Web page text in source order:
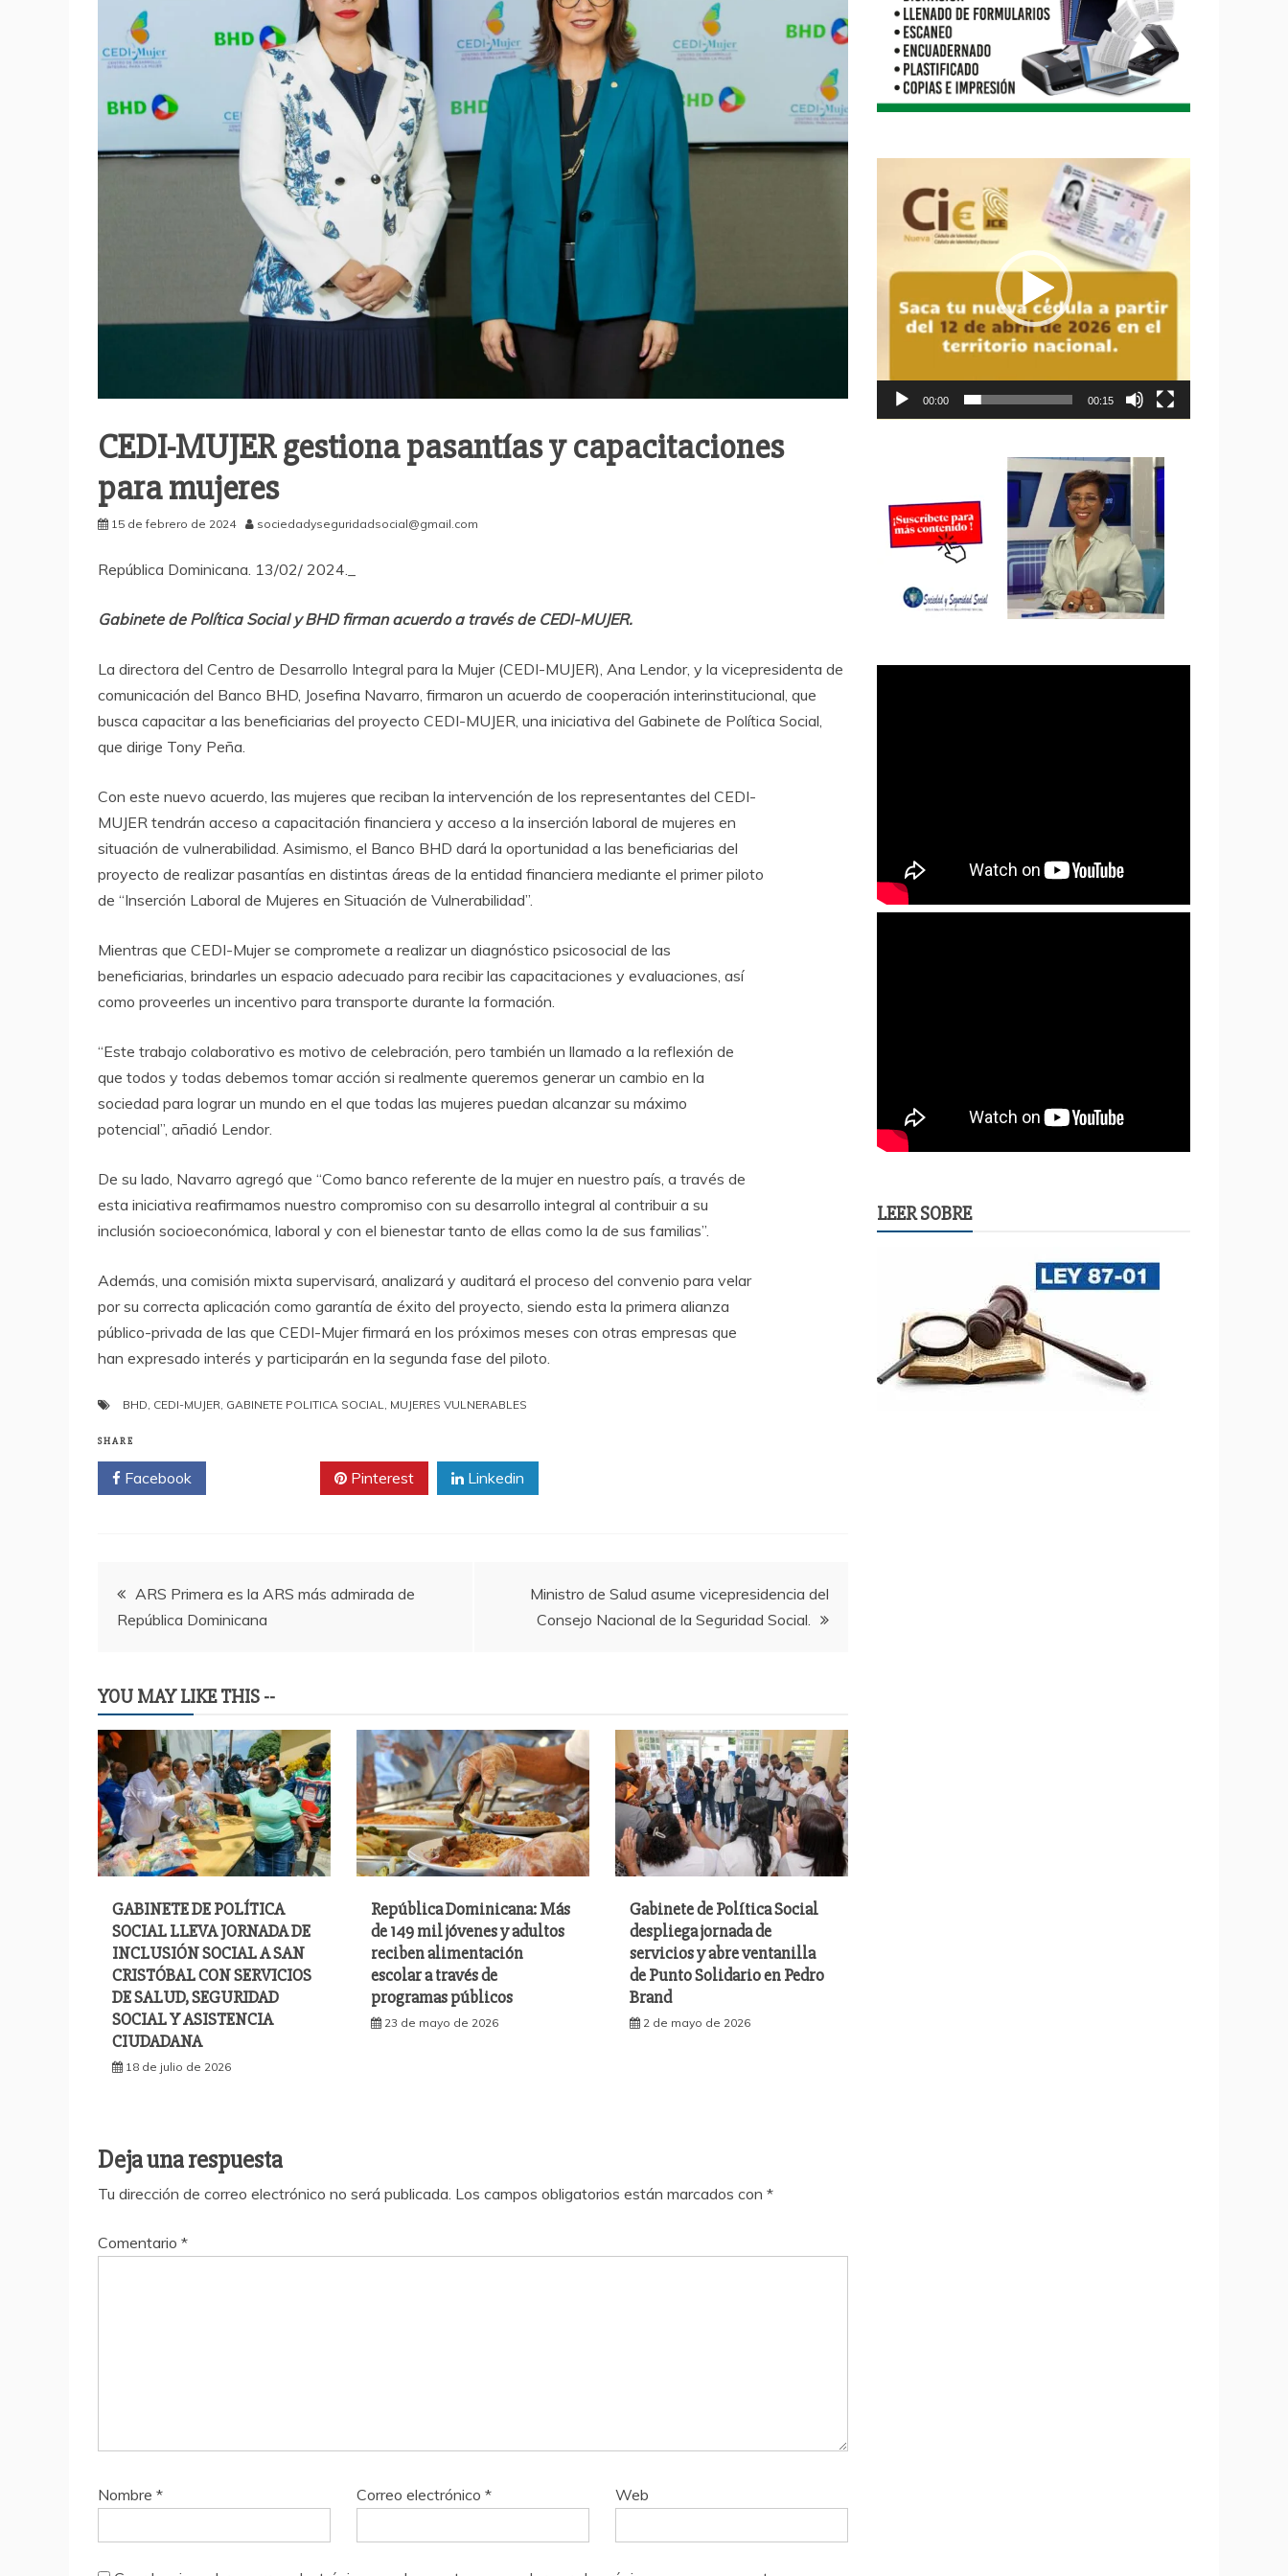
CEDI-MUJER gestiona pasantías y capacitaciones
para mujeres
15 de febrero de 2024 sociedadyseguridadsocial@gmail.com
República Dominicana. 13/02/ 2024._
Gabinete de Política Social y BHD firman acuerdo a través de CEDI-MUJER.
La directora del Centro de Desarrollo Integral para la Mujer (CEDI-MUJER), Ana Lendor, y la vicepresidenta de
comunicación del Banco BHD, Josefina Navarro, firmaron un acuerdo de cooperación interinstitucional, que
busca capacitar a las beneficiarias del proyecto CEDI-MUJER, una iniciativa del Gabinete de Política Social,
que dirige Tony Peña.
Con este nuevo acuerdo, las mujeres que reciban la intervención de los representantes del CEDI-
MUJER tendrán acceso a capacitación financiera y acceso a la inserción laboral de mujeres en
situación de vulnerabilidad. Asimismo, el Banco BHD dará la oportunidad a las beneficiarias del
proyecto de realizar pasantías en distintas áreas de la entidad financiera mediante el primer piloto
de “Inserción Laboral de Mujeres en Situación de Vulnerabilidad”.
Mientras que CEDI-Mujer se compromete a realizar un diagnóstico psicosocial de las
beneficiarias, brindarles un espacio adecuado para recibir las capacitaciones y evaluaciones, así
como proveerles un incentivo para transporte durante la formación.
“Este trabajo colaborativo es motivo de celebración, pero también un llamado a la reflexión de
que todos y todas debemos tomar acción si realmente queremos generar un cambio en la
sociedad para lograr un mundo en el que todas las mujeres puedan alcanzar su máximo
potencial”, añadió Lendor.
De su lado, Navarro agregó que “Como banco referente de la mujer en nuestro país, a través de
esta iniciativa reafirmamos nuestro compromiso con su desarrollo integral al contribuir a su
inclusión socioeconómica, laboral y con el bienestar tanto de ellas como la de sus familias”.
Además, una comisión mixta supervisará, analizará y auditará el proceso del convenio para velar
por su correcta aplicación como garantía de éxito del proyecto, siendo esta la primera alianza
público-privada de las que CEDI-Mujer firmará en los próximos meses con otras empresas que
han expresado interés y participarán en la segunda fase del piloto.
BHD, CEDI-MUJER, GABINETE POLITICA SOCIAL, MUJERES VULNERABLES
SHARE
Facebook Pinterest Linkedin
Navegación
de
entradas
ARS Primera es la ARS más admirada de
República Dominicana
Ministro de Salud asume vicepresidencia del
Consejo Nacional de la Seguridad Social.
YOU MAY LIKE THIS --
GABINETE DE POLÍTICA
SOCIAL LLEVA JORNADA DE
INCLUSIÓN SOCIAL A SAN
CRISTÓBAL CON SERVICIOS
DE SALUD, SEGURIDAD
SOCIAL Y ASISTENCIA
CIUDADANA
18 de julio de 2026
República Dominicana: Más
de 149 mil jóvenes y adultos
reciben alimentación
escolar a través de
programas públicos
23 de mayo de 2026
Gabinete de Política Social
despliega jornada de
servicios y abre ventanilla
de Punto Solidario en Pedro
Brand
2 de mayo de 2026
Deja una respuesta
Tu dirección de correo electrónico no será publicada. Los campos obligatorios están marcados con *
Comentario *
Nombre * Correo electrónico* Web
vídeo
00:00 00:15
LEER SOBRE